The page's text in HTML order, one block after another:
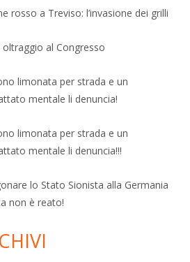
rosso a Treviso: l’invasione dei grilli
oltraggio al Congresso
limonata per strada e un
mentale li denuncia!
limonata per strada e un
mentale li denuncia!!!
lo Stato Sionista alla Germania
non è reato!